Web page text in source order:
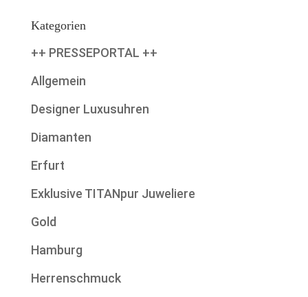
Kategorien
++ PRESSEPORTAL ++
Allgemein
Designer Luxusuhren
Diamanten
Erfurt
Exklusive TITANpur Juweliere
Gold
Hamburg
Herrenschmuck